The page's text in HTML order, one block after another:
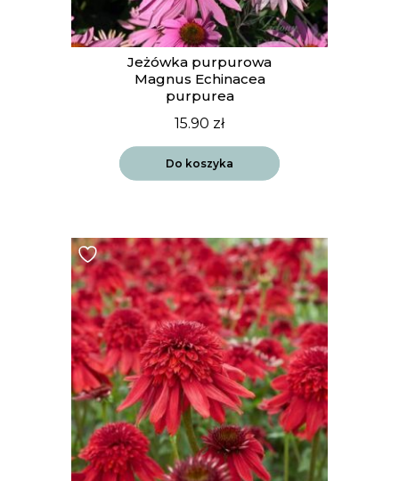
Jeżówka purpurowa
Magnus Echinacea
purpurea
15.90 zł
Do koszyka